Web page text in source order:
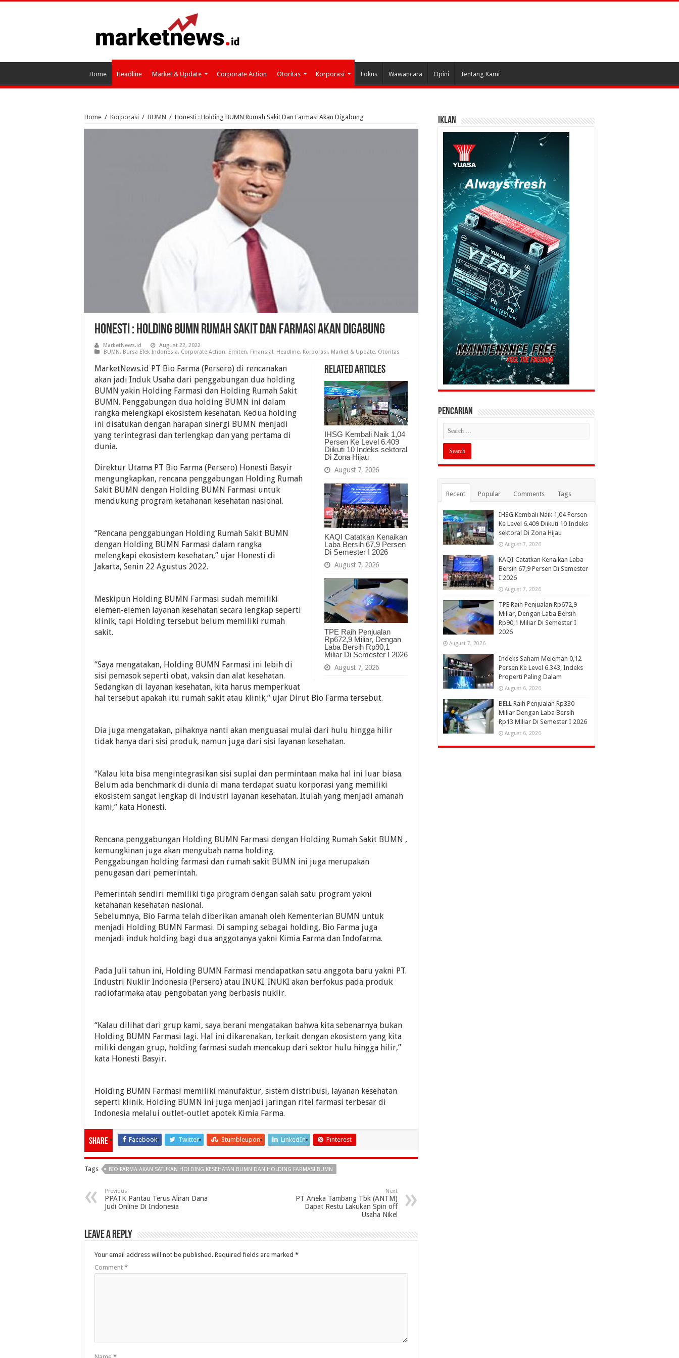
Home Headline Market & Update Corporate Action Otoritas Korporasi Fokus Wawancara Opini Tentang Kami
Home / Korporasi / BUMN / Honesti : Holding BUMN Rumah Sakit Dan Farmasi Akan Digabung
Honesti : Holding BUMN Rumah Sakit Dan Farmasi Akan Digabung
MarketNews.id
August 22, 2022
BUMN, Bursa Efek Indonesia, Corporate Action, Emiten, Finansial , Headline, Korporasi, Market & Update, Otoritas
Related Articles
IHSG Kembali Naik 1,04
Persen Ke Level 6.409
Diikuti 10 Indeks sektoral
Di Zona Hijau
August 7, 2026
KAQI Catatkan Kenaikan
Laba Bersih 67,9 Persen
Di Semester I 2026
August 7, 2026
TPE Raih Penjualan
Rp672,9 Miliar, Dengan
Laba Bersih Rp90,1
Miliar Di Semester I 2026
August 7, 2026
MarketNews.id PT Bio Farma (Persero) di rencanakan
akan jadi Induk Usaha dari penggabungan dua holding
BUMN yakin Holding Farmasi dan Holding Rumah Sakit
BUMN. Penggabungan dua holding BUMN ini dalam
rangka melengkapi ekosistem kesehatan. Kedua holding
ini disatukan dengan harapan sinergi BUMN menjadi
yang terintegrasi dan terlengkap dan yang pertama di
dunia.
Direktur Utama PT Bio Farma (Persero) Honesti Basyir
mengungkapkan, rencana penggabungan Holding Rumah
Sakit BUMN dengan Holding BUMN Farmasi untuk
mendukung program ketahanan kesehatan nasional.
“Rencana penggabungan Holding Rumah Sakit BUMN
dengan Holding BUMN Farmasi dalam rangka
melengkapi ekosistem kesehatan,” ujar Honesti di
Jakarta, Senin 22 Agustus 2022.
Meskipun Holding BUMN Farmasi sudah memiliki
elemen-elemen layanan kesehatan secara lengkap seperti
klinik, tapi Holding tersebut belum memiliki rumah
sakit.
“Saya mengatakan, Holding BUMN Farmasi ini lebih di
sisi pemasok seperti obat, vaksin dan alat kesehatan.
Sedangkan di layanan kesehatan, kita harus memperkuat
hal tersebut apakah itu rumah sakit atau klinik,” ujar Dirut Bio Farma tersebut.
Dia juga mengatakan, pihaknya nanti akan menguasai mulai dari hulu hingga hilir
tidak hanya dari sisi produk, namun juga dari sisi layanan kesehatan.
“Kalau kita bisa mengintegrasikan sisi suplai dan permintaan maka hal ini luar biasa.
Belum ada benchmark di dunia di mana terdapat suatu korporasi yang memiliki
ekosistem sangat lengkap di industri layanan kesehatan. Itulah yang menjadi amanah
kami,” kata Honesti.
Rencana penggabungan Holding BUMN Farmasi dengan Holding Rumah Sakit BUMN ,
kemungkinan juga akan mengubah nama holding.
Penggabungan holding farmasi dan rumah sakit BUMN ini juga merupakan
penugasan dari pemerintah.
Pemerintah sendiri memiliki tiga program dengan salah satu program yakni
ketahanan kesehatan nasional.
Sebelumnya, Bio Farma telah diberikan amanah oleh Kementerian BUMN untuk
menjadi Holding BUMN Farmasi. Di samping sebagai holding, Bio Farma juga
menjadi induk holding bagi dua anggotanya yakni Kimia Farma dan Indofarma.
Pada Juli tahun ini, Holding BUMN Farmasi mendapatkan satu anggota baru yakni PT.
Industri Nuklir Indonesia (Persero) atau INUKI. INUKI akan berfokus pada produk
radiofarmaka atau pengobatan yang berbasis nuklir.
“Kalau dilihat dari grup kami, saya berani mengatakan bahwa kita sebenarnya bukan
Holding BUMN Farmasi lagi. Hal ini dikarenakan, terkait dengan ekosistem yang kita
miliki dengan grup, holding farmasi sudah mencakup dari sektor hulu hingga hilir,”
kata Honesti Basyir.
Holding BUMN Farmasi memiliki manufaktur, sistem distribusi, layanan kesehatan
seperti klinik. Holding BUMN ini juga menjadi jaringan ritel farmasi terbesar di
Indonesia melalui outlet-outlet apotek Kimia Farma.
Share Facebook Twitter Stumbleupon LinkedIn Pinterest
Tags BIO FARMA AKAN SATUKAN HOLDING KESEHATAN BUMN DAN HOLDING FARMASI BUMN
Previous
PPATK Pantau Terus Aliran Dana
Judi Online Di Indonesia
Next
PT Aneka Tambang Tbk (ANTM)
Dapat Restu Lakukan Spin off
Usaha Nikel
Leave a Reply
Your email address will not be published. Required fields are marked *
Comment *
IKLAN
PENCARIAN
Recent Popular Comments Tags
IHSG Kembali Naik 1,04 Persen
Ke Level 6.409 Diikuti 10 Indeks
sektoral Di Zona Hijau
August 7, 2026
KAQI Catatkan Kenaikan Laba
Bersih 67,9 Persen Di Semester
I 2026
August 7, 2026
TPE Raih Penjualan Rp672,9
Miliar, Dengan Laba Bersih
Rp90,1 Miliar Di Semester I
2026
August 7, 2026
Indeks Saham Melemah 0,12
Persen Ke Level 6.343, Indeks
Properti Paling Dalam
August 6, 2026
BELL Raih Penjualan Rp330
Miliar Dengan Laba Bersih
Rp13 Miliar Di Semester I 2026
August 6, 2026